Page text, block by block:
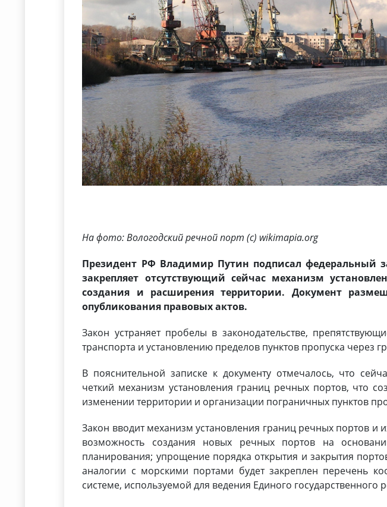
На фото: Вологодский речной порт (с) wikimapia.org
Президент РФ Владимир Путин подписал федеральный
закрепляет отсутствующий сейчас механизм
создания и расширения территории. Документ
опубликования правовых актов.
Закон устраняет пробелы в законодательстве,
транспорта и установлению пределов пунктов пропуска через
В пояснительной записке к документу отмечалось, что
четкий механизм установления границ речных портов, что
изменении территории и организации пограничных пунктов
Закон вводит механизм установления границ речных портов и
возможность создания новых речных портов на
планирования; упрощение порядка открытия и закрытия
аналогии с морскими портами будет закреплен перечень
системе, используемой для ведения Единого государственного